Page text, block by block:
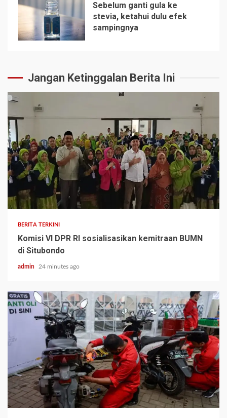
5
Sebelum ganti gula ke
stevia, ketahui dulu efek
sampingnya
Jangan Ketinggalan Berita Ini
BERITA TERKINI
Komisi VI DPR RI sosialisasikan kemitraan BUMN
di Situbondo
admin 24 minutes ago